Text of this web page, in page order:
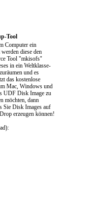
Tool
Computer ein
diese den
Tool "mkisofs"
in ein Weltklasse-
und es
das kostenlose
Mac, Windows und
UDF Disk Image zu
möchten, dann
Sie Disk Images auf
erzeugen können!